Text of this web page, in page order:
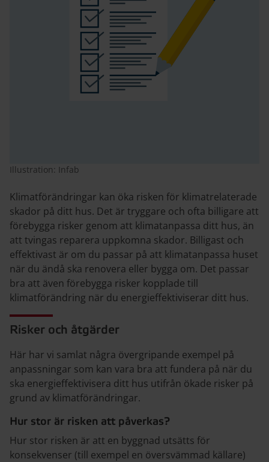
Illustration: Infab
Klimatförändringar kan öka risken för klimatrelaterade
skador på ditt hus. Det är tryggare och ofta billigare att
förebygga risker genom att klimatanpassa ditt hus, än
att tvingas reparera uppkomna skador. Billigast och
effektivast är om du passar på att klimatanpassa huset
när du ändå ska renovera eller bygga om. Det passar
bra att även förebygga risker kopplade till
klimatförändring när du energieffektiviserar ditt hus.
Risker och åtgärder
Här har vi samlat några övergripande exempel på
anpassningar som kan vara bra att fundera på när du
ska energieffektivisera ditt hus utifrån ökade risker på
grund av klimatförändringar.
Hur stor är risken att påverkas?
Hur stor risken är att en byggnad utsätts för
konsekvenser (till exempel en översvämmad källare)